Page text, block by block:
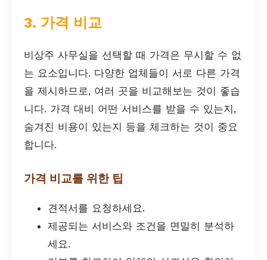
3. 가격 비교
비상주 사무실을 선택할 때 가격은 무시할 수 없
는 요소입니다. 다양한 업체들이 서로 다른 가격
을 제시하므로, 여러 곳을 비교해보는 것이 좋습
니다. 가격 대비 어떤 서비스를 받을 수 있는지,
숨겨진 비용이 있는지 등을 체크하는 것이 중요
합니다.
가격 비교를 위한 팁
견적서를 요청하세요.
제공되는 서비스와 조건을 면밀히 분석하
세요.